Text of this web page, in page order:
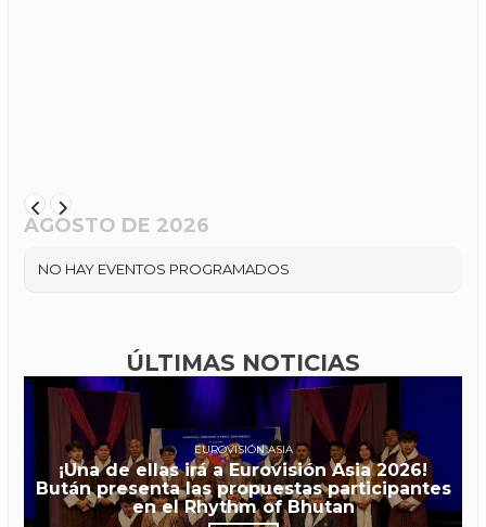
AGOSTO DE 2026
NO HAY EVENTOS PROGRAMADOS
ÚLTIMAS NOTICIAS
EUROVISIÓN ASIA
¡Una de ellas irá a Eurovisión Asia 2026!
Bután presenta las propuestas participantes
en el Rhythm of Bhutan